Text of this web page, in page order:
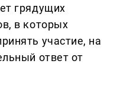
грядущих
в которых
участие, на
ответ от